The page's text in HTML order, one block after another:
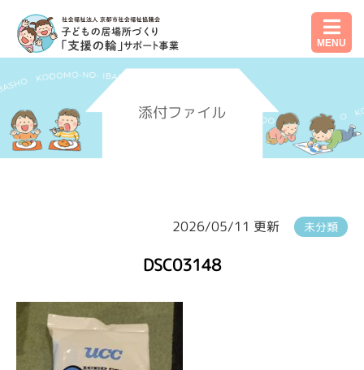
MENU
添付ファイル
2026/05/11 更新 未分類
DSC03148